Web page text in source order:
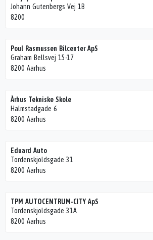
Johann Gutenbergs Vej 1B
8200
Poul Rasmussen Bilcenter ApS
Graham Bellsvej 15-17
8200 Aarhus
Århus Tekniske Skole
Halmstadgade 6
8200 Aarhus
Eduard Auto
Tordenskjoldsgade 31
8200 Aarhus
TPM AUTOCENTRUM-CITY ApS
Tordenskjoldsgade 31A
8200 Aarhus